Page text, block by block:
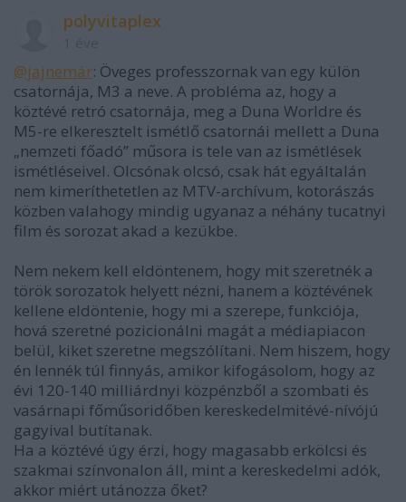
polyvitaplex
@jajnemár: Öveges professzornak van egy külön
csatornája, M3 a neve. A probléma az, hogy a
köztévé retró csatornája, meg a Duna Worldre és
M5-re elkeresztelt ismétlő csatornái mellett a Duna
„nemzeti főadó” műsora is tele van az ismétlések
ismétléseivel. Olcsónak olcsó, csak hát egyáltalán
nem kimeríthetetlen az MTV-archívum, kotorászás
közben valahogy mindig ugyanaz a néhány tucatnyi
film és sorozat akad a kezükbe.
Nem nekem kell eldöntenem, hogy mit szeretnék a
török sorozatok helyett nézni, hanem a köztévének
kellene eldöntenie, hogy mi a szerepe, funkciója,
hová szeretné pozicionálni magát a médiapiacon
belül, kiket szeretne megszólítani. Nem hiszem, hogy
én lennék túl finnyás, amikor kifogásolom, hogy az
évi 120-140 milliárdnyi közpénzből a szombati és
vasárnapi főműsoridőben kereskedelmitévé-nívójú
gagyival butítanak.
Ha a köztévé úgy érzi, hogy magasabb erkölcsi és
szakmai színvonalon áll, mint a kereskedelmi adók,
akkor miért utánozza őket?